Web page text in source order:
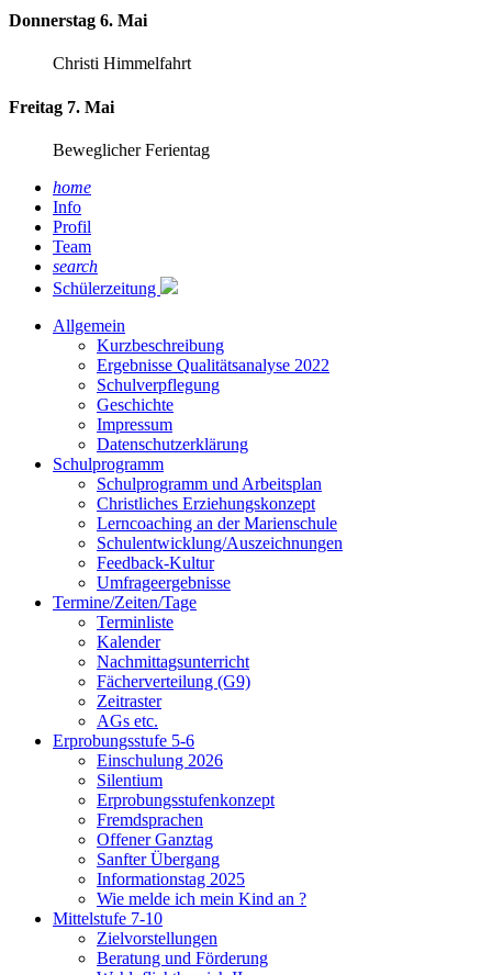
Donnerstag 6. Mai
Christi Himmelfahrt
Freitag 7. Mai
Beweglicher Ferientag
home
Info
Profil
Team
search
Schülerzeitung
Allgemein
Kurzbeschreibung
Ergebnisse Qualitätsanalyse 2022
Schulverpflegung
Geschichte
Impressum
Datenschutzerklärung
Schulprogramm
Schulprogramm und Arbeitsplan
Christliches Erziehungskonzept
Lerncoaching an der Marienschule
Schulentwicklung/Auszeichnungen
Feedback-Kultur
Umfrageergebnisse
Termine/Zeiten/Tage
Terminliste
Kalender
Nachmittagsunterricht
Fächerverteilung (G9)
Zeitraster
AGs etc.
Erprobungsstufe 5-6
Einschulung 2026
Silentium
Erprobungsstufenkonzept
Fremdsprachen
Offener Ganztag
Sanfter Übergang
Informationstag 2025
Wie melde ich mein Kind an ?
Mittelstufe 7-10
Zielvorstellungen
Beratung und Förderung